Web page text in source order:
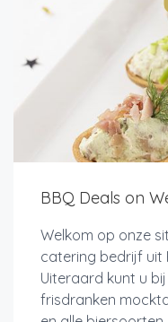
BBQ Deals on
Welkom op onze
catering bedrijf uit
Uiteraard kunt u
frisdranken